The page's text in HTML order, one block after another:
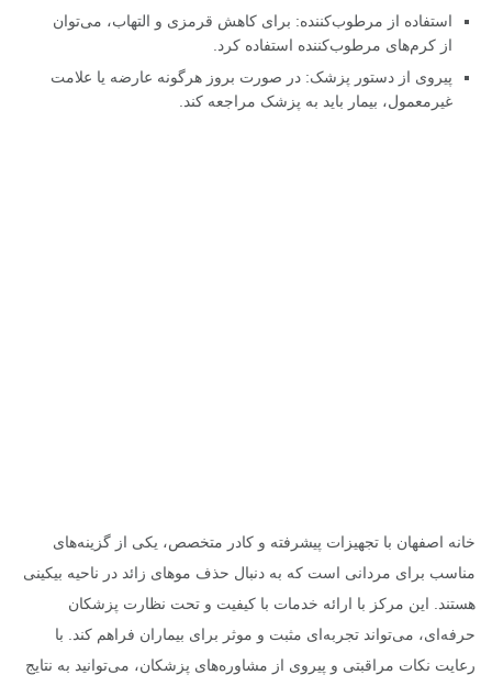
استفاده از مرطوب‌کننده: برای کاهش قرمزی و التهاب، می‌توان
از کرم‌های مرطوب‌کننده استفاده کرد.
پیروی از دستور پزشک: در صورت بروز هرگونه عارضه یا علامت
غیرمعمول، بیمار باید به پزشک مراجعه کند.
خانه اصفهان با تجهیزات پیشرفته و کادر متخصص، یکی از گزینه‌های
مناسب برای مردانی است که به دنبال حذف موهای زائد در ناحیه بیکینی
هستند. این مرکز با ارائه خدمات با کیفیت و تحت نظارت پزشکان
حرفه‌ای، می‌تواند تجربه‌ای مثبت و موثر برای بیماران فراهم کند. با
رعایت نکات مراقبتی و پیروی از مشاوره‌های پزشکان، می‌توانید به نتایج